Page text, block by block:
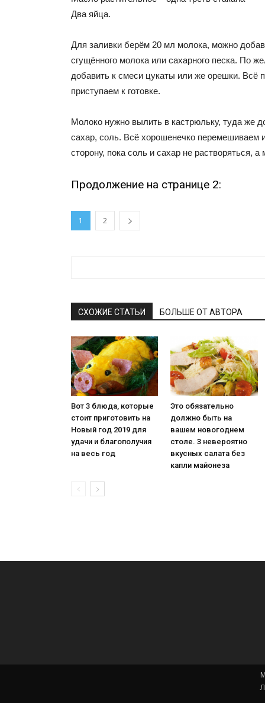
Два яйца.
Для заливки берём 20 мл молока, можно
сгущённого молока или сахарного песка. По
добавить к смеси цукаты или же орешки. Всё
приступаем к готовке.
Молоко нужно вылить в кастрюльку, туда же
сахар, соль. Всё хорошенечко перемешиваем
сторону, пока соль и сахар не растворяться, а
Продолжение на странице 2:
1 2
СХОЖИЕ СТАТЬИ БОЛЬШЕ ОТ АВТОРА
Вот 3 блюда, которые
стоит приготовить на
Новый год 2019 для
удачи и благополучия
на весь год
Это обязательно
должно быть на
вашем новогоднем
столе. 3 невероятно
вкусных салата без
капли майонеза